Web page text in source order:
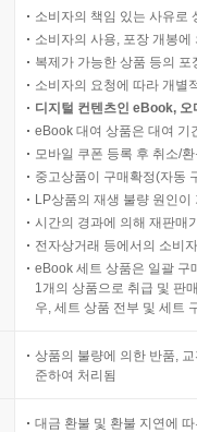
소비자의 책임 있는 사유로
소비자의 사용, 포장 개봉
복제가 가능한 상품 등의
소비자의 요청에 따라 개별
디지털 컨텐츠인 eBook,
eBook 대여 상품은 대여 기
모바일 쿠폰 등록 후 취소/
중고상품이 구매확정(자동
LP상품의 재생 불량 원인
시간의 경과에 의해 재판매
전자상거래 등에서의 소비
eBook 세트 상품은 일괄 구
1개의 상품으로 취급 및 판
우, 세트 상품 전부 및 세트
상품의 불량에 의한 반품,
준하여 처리됨
대금 환불 및 환불 지연에